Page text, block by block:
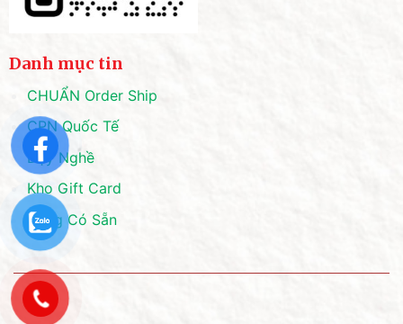
Danh mục tin
CHUẨN Order Ship
CPN Quốc Tế
Dạy Nghề
Kho Gift Card
Hàng Có Sẵn